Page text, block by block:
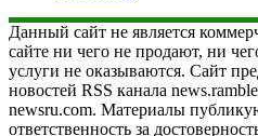
Данный сайт не является
сайте ни чего не продают, ни
услуги не оказываются. Сайт
новостей RSS канала
newsru.com. Материалы
ответственность за